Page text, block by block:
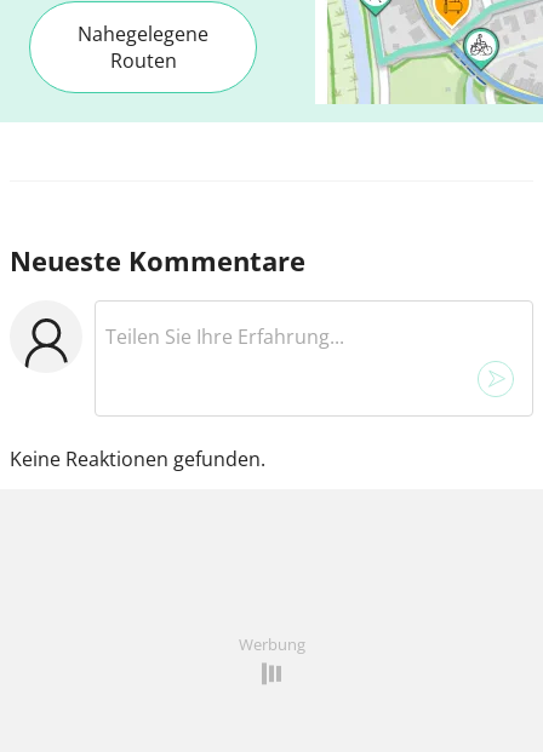
Nahegelegene
Routen
Neueste Kommentare
Keine Reaktionen gefunden.
Werbung